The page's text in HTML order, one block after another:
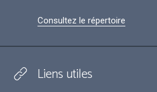
Consultez le répertoire
Liens utiles